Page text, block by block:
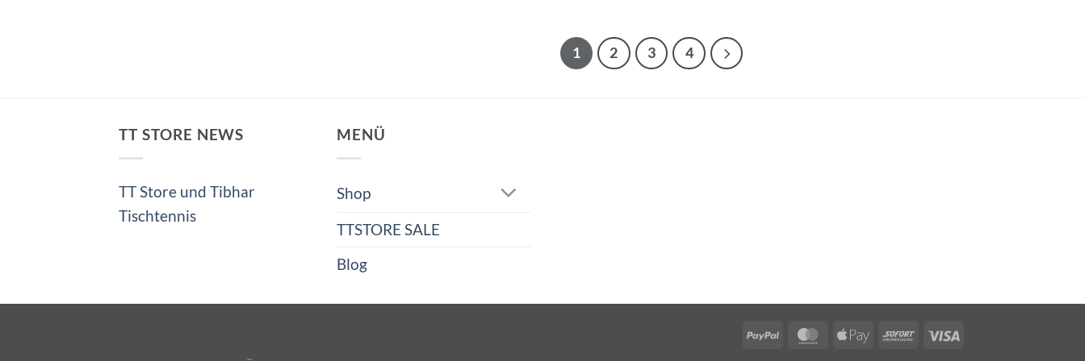
1 2 3 4
TT STORE NEWS
TT Store und Tibhar
Tischtennis
MENÜ
Shop
TTSTORE SALE
Blog
PayPal MasterCard
Apple
Sofort